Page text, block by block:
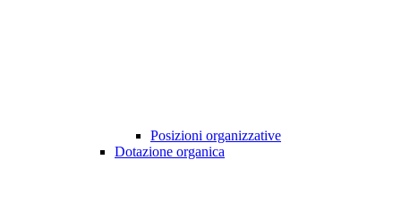
Posizioni organizzative
Dotazione organica